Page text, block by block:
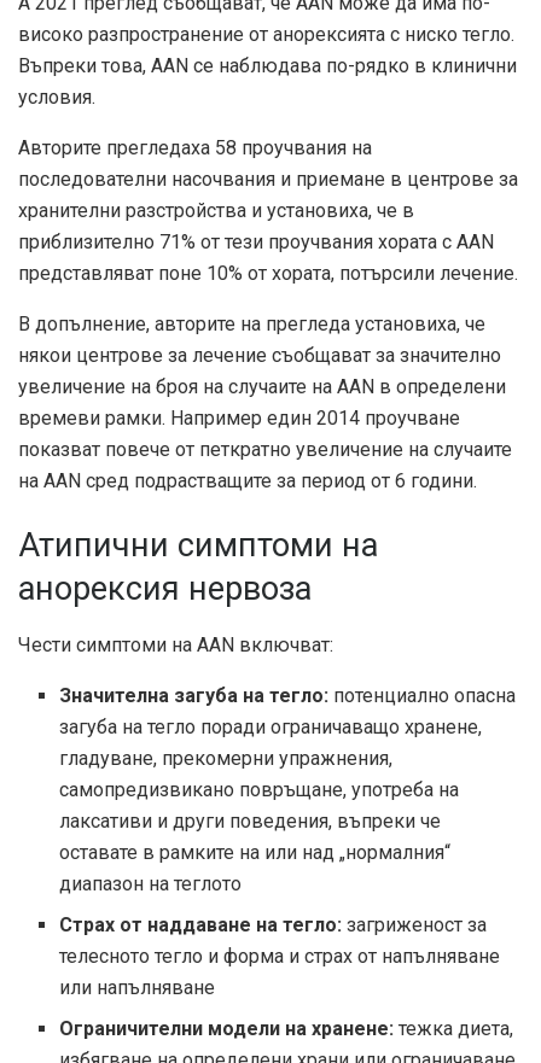
високо разпространение от анорексията с ниско тегло.
Въпреки това, AAN се наблюдава по-рядко в клинични
условия.
Авторите прегледаха 58 проучвания на
последователни насочвания и приемане в центрове за
хранителни разстройства и установиха, че в
приблизително 71% от тези проучвания хората с AAN
представляват поне 10% от хората, потърсили лечение.
В допълнение, авторите на прегледа установиха, че
някои центрове за лечение съобщават за значително
увеличение на броя на случаите на AAN в определени
времеви рамки. Например един 2014 проучване
показват повече от петкратно увеличение на случаите
на AAN сред подрастващите за период от 6 години.
Атипични симптоми на
анорексия нервоза
Чести симптоми на AAN включват:
Значителна загуба на тегло: потенциално опасна
загуба на тегло поради ограничаващо хранене,
гладуване, прекомерни упражнения,
самопредизвикано повръщане, употреба на
лаксативи и други поведения, въпреки че
оставате в рамките на или над „нормалния“
диапазон на теглото
Страх от наддаване на тегло: загриженост за
телесното тегло и форма и страх от напълняване
или напълняване
Ограничителни модели на хранене: тежка диета,